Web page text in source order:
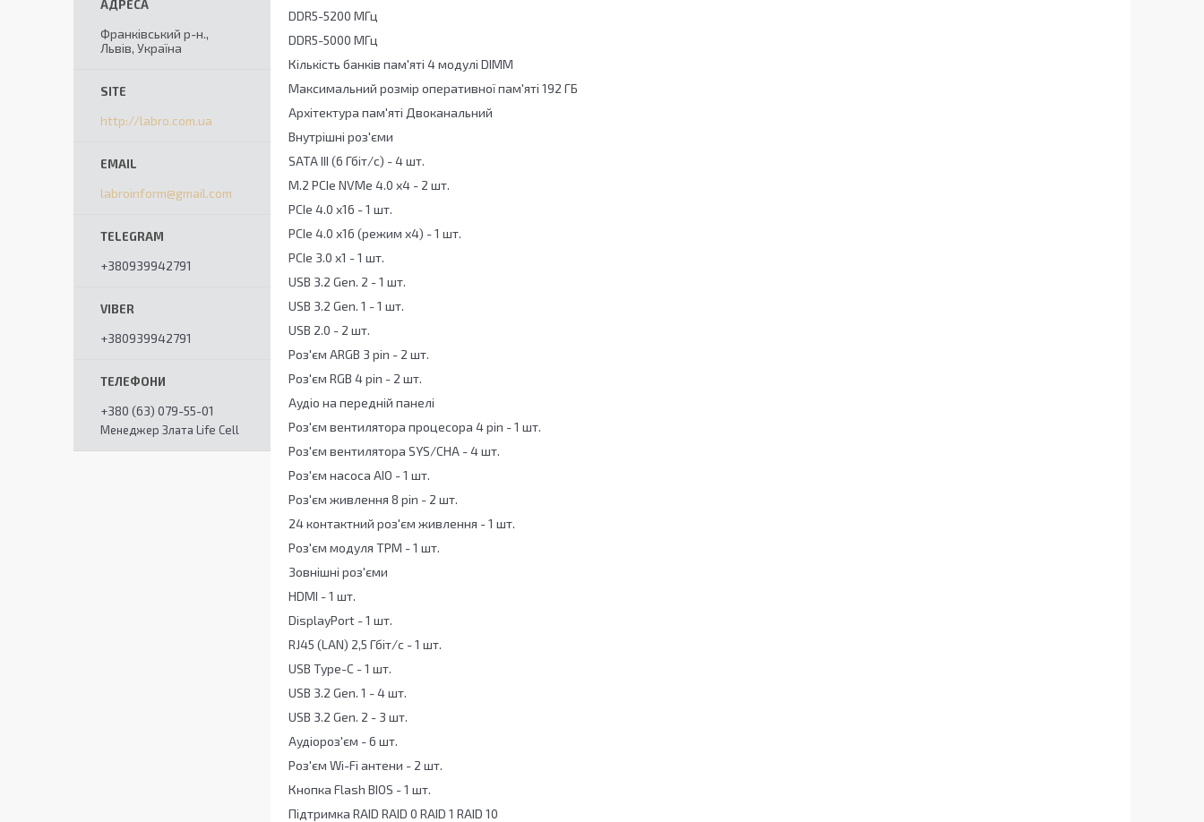
DDR5-5200 МГц
DDR5-5000 МГц
Кількість банків пам'яті 4 модулі DIMM
Максимальний розмір оперативної пам'яті 192 ГБ
Архітектура пам'яті Двоканальний
Внутрішні роз'єми
SATA III (6 Гбіт/с) - 4 шт.
M.2 PCIe NVMe 4.0 x4 - 2 шт.
PCIe 4.0 x16 - 1 шт.
PCIe 4.0 x16 (режим x4) - 1 шт.
PCIe 3.0 x1 - 1 шт.
USB 3.2 Gen. 2 - 1 шт.
USB 3.2 Gen. 1 - 1 шт.
USB 2.0 - 2 шт.
Роз'єм ARGB 3 pin - 2 шт.
Роз'єм RGB 4 pin - 2 шт.
Аудіо на передній панелі
Роз'єм вентилятора процесора 4 pin - 1 шт.
Роз'єм вентилятора SYS/CHA - 4 шт.
Роз'єм насоса AIO - 1 шт.
Роз'єм живлення 8 pin - 2 шт.
24 контактний роз'єм живлення - 1 шт.
Роз'єм модуля TPM - 1 шт.
Зовнішні роз'єми
HDMI - 1 шт.
DisplayPort - 1 шт.
RJ45 (LAN) 2,5 Гбіт/с - 1 шт.
USB Type-C - 1 шт.
USB 3.2 Gen. 1 - 4 шт.
USB 3.2 Gen. 2 - 3 шт.
Аудіороз'єм - 6 шт.
Роз'єм Wi-Fi антени - 2 шт.
Кнопка Flash BIOS - 1 шт.
Підтримка RAID RAID 0 RAID 1 RAID 10
Франківський р-н.,
Львів, Україна
http://labro.com.ua
labroinform@gmail.com
+380939942791
+380939942791
+380 (63) 079-55-01
Менеджер Злата Life Cell